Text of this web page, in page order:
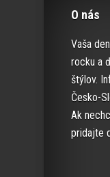
O nás
Vaša
rocku a
štýlov.
Česko-
Ak
pridajte